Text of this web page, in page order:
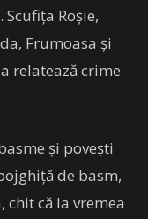
Roșie,
Frumoasa și
relatează crime
și povești
de basm,
chit că la vremea